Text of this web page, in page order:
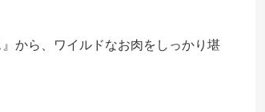
から、ワイルドなお肉をしっかり堪